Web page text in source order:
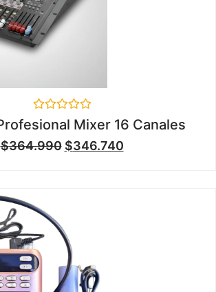
Valorado
en
0
de
Mixer 16 Canales
$364.990 $346.740